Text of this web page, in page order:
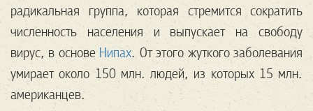
радикальная группа, которая стремится сократить
численность населения и выпускает на свободу
вирус, в основе Нипах. От этого жуткого заболевания
умирает около 150 млн. людей, из которых 15 млн.
американцев.